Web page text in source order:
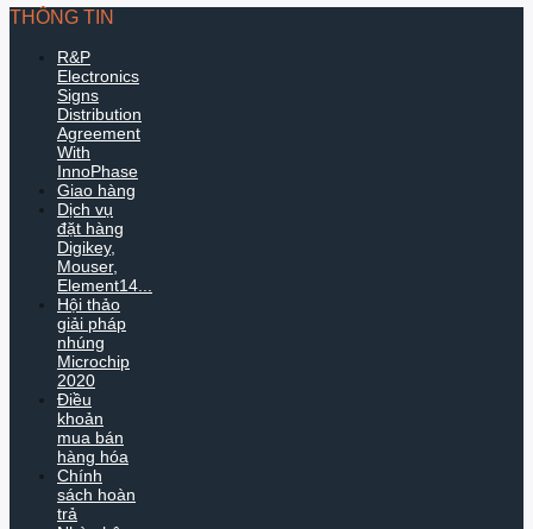
THÔNG TIN
R&P
Electronics
Signs
Distribution
Agreement
With
InnoPhase
Giao hàng
Dịch vụ
đặt hàng
Digikey,
Mouser,
Element14...
Hội thảo
giải pháp
nhúng
Microchip
2020
Điều
khoản
mua bán
hàng hóa
Chính
sách hoàn
trả